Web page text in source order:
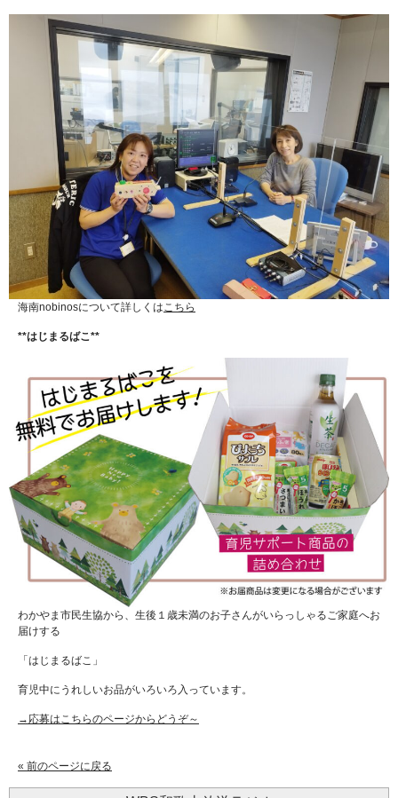
海南nobinosについて詳しくは こちら
**はじまるばこ**
わかやま市民生協から、生後１歳未満のお子さんがいらっしゃるご家庭へお
届けする
「はじまるばこ」
育児中にうれしいお品がいろいろ入っています。
→応募はこちらのページからどうぞ～
« 前のページに戻る